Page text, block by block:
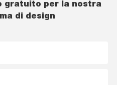
gratuito per la nostra
di design